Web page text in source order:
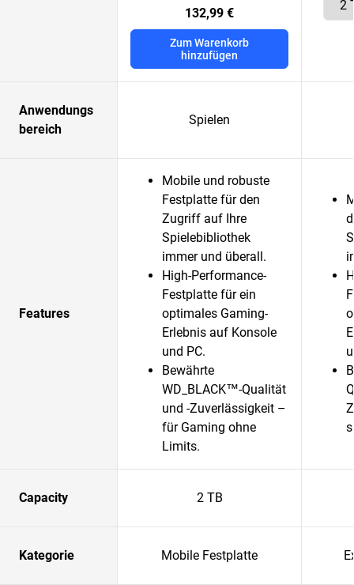
132,99 €
Zum Warenkorb
hinzufügen
Anwendungs
bereich
Spielen
Features
Mobile und robuste
Festplatte für den
Zugriff auf Ihre
Spielebibliothek
immer und überall.
High-Performance-
Festplatte für ein
optimales Gaming-
Erlebnis auf Konsole
und PC.
Bewährte
WD_BLACK™-Qualität
und -Zuverlässigkeit –
für Gaming ohne
Limits.
Capacity 2 TB
Kategorie Mobile Festplatte